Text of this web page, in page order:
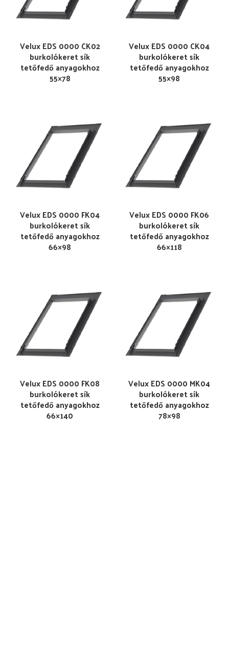
Velux EDS 0000 CK02
burkolókeret sík
tetőfedő anyagokhoz
55×78
Velux EDS 0000 CK04
burkolókeret sík
tetőfedő anyagokhoz
55×98
Velux EDS 0000 FK04
burkolókeret sík
tetőfedő anyagokhoz
66×98
Velux EDS 0000 FK06
burkolókeret sík
tetőfedő anyagokhoz
66×118
Velux EDS 0000 FK08
burkolókeret sík
tetőfedő anyagokhoz
66×140
Velux EDS 0000 MK04
burkolókeret sík
tetőfedő anyagokhoz
78×98